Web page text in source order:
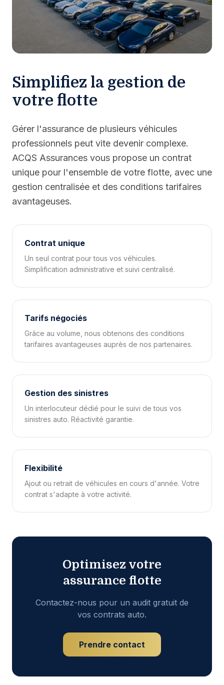
Simplifiez la gestion de
votre flotte
Gérer l'assurance de plusieurs véhicules
professionnels peut vite devenir complexe.
ACQS Assurances vous propose un contrat
unique pour l'ensemble de votre flotte, avec une
gestion centralisée et des conditions tarifaires
avantageuses.
Contrat unique
Un seul contrat pour tous vos véhicules.
Simplification administrative et suivi centralisé.
Tarifs négociés
Grâce au volume, nous obtenons des conditions
tarifaires avantageuses auprès de nos partenaires.
Gestion des sinistres
Un interlocuteur dédié pour le suivi de tous vos
sinistres auto. Réactivité garantie.
Flexibilité
Ajout ou retrait de véhicules en cours d'année. Votre
contrat s'adapte à votre activité.
Optimisez votre
assurance flotte
Contactez-nous pour un audit gratuit de
vos contrats auto.
Prendre contact